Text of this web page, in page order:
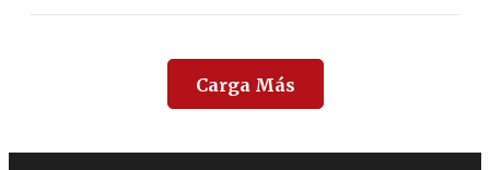
Carga Más